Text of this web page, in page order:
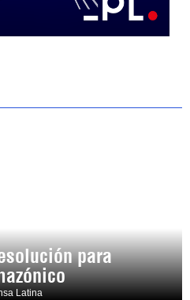
para
Latina